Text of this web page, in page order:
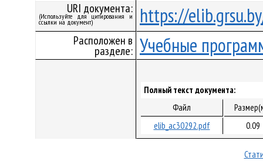
URI документа:
(Используйте для цитирования и
ссылки на документ) https://
Расположен в
разделе: Учебные
Полный текст документа:
Файл
elib_ac30292.pdf
0.09